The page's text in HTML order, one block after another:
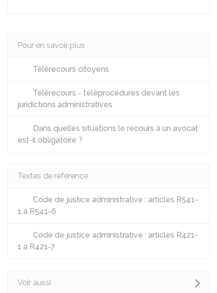
Pour en savoir plus
Télérecours citoyens
Télérecours - téléprocédures devant les
juridictions administratives
Dans quelles situations le recours à un avocat
est-il obligatoire ?
Textes de référence
Code de justice administrative : articles R541-
1 à R541-6
Code de justice administrative : articles R421-
1 à R421-7
Voir aussi